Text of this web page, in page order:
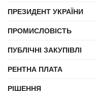
ПРЕЗИДЕНТ УКРАЇНИ
ПРОМИСЛОВІСТЬ
ПУБЛІЧНІ ЗАКУПІВЛІ
РЕНТНА ПЛАТА
РІШЕННЯ